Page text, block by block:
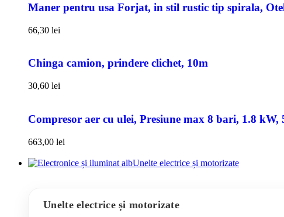
Maner pentru usa Forjat, in stil rustic tip spirala,
66,30 lei
Chinga camion, prindere clichet, 10m
30,60 lei
Compresor aer cu ulei, Presiune max 8 bari, 1.8 kW,
663,00 lei
Unelte electrice și motorizate
Unelte electrice și motorizate